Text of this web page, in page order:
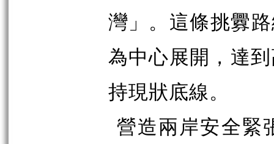
灣」。這條挑釁
為中心展開，達
持現狀底線。
營造兩岸安全緊